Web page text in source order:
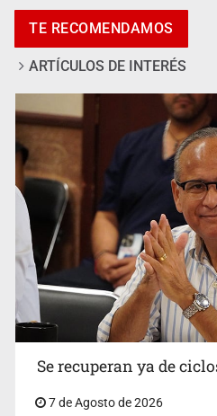
Castro
Vecinos acusan retiro de
TE RECOMENDAMOS
ARTÍCULOS DE INTERÉS
Se recuperan ya de
7 de Agosto de 2026